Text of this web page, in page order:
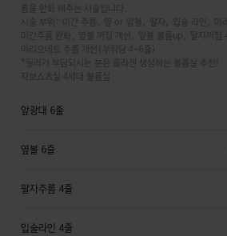
름을 완화 해주는 시술입니다.
시술 부위: 미간 주름, 옆 or 앞볼, 팔자, 입술 라인, 마리
미간주름 완화, 옆볼 꺼짐 개선, 앞볼 볼륨up, 팔자꺼짐
마리오네트 주름 개선(부위당 4~6줄)
*필러가 부담되시는 분은 콜라겐 생성하는 볼륨실 추천!
자보쇼츠실 4세대 볼륨실
앞광대 6줄
옆볼 6줄
팔자주름 4줄
입술라인 4줄